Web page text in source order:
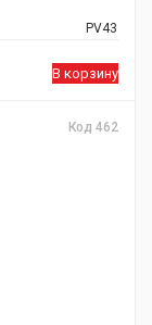
PV43
В корзину
Код 462